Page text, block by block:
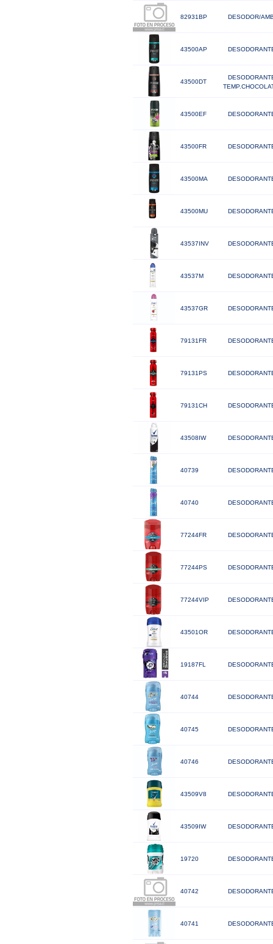
82931BP DESODOR/
43500AP
43500DT
43500EF
43500FR
43500MA
43500MU
43537INV
43537M
43537GR
79131FR
79131PS
79131CH
43508IW
40739
40740
77244FR
77244PS
77244VIP
43501OR
19187FL
40744
40745
40746
43509V8
43509IW
19720
40742
40741